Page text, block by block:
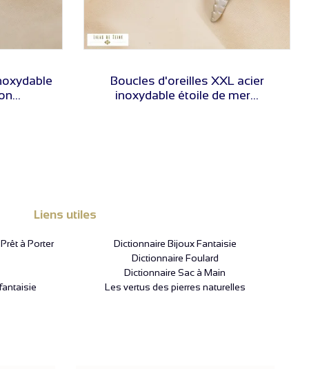
Boucles d'oreilles XXL acier
inoxydable étoile de mer...
Liens utiles
à Porter
Dictionnaire Bijoux Fantaisie
Dictionnaire Foulard
Dictionnaire Sac à Main
Les vertus des pierres naturelles